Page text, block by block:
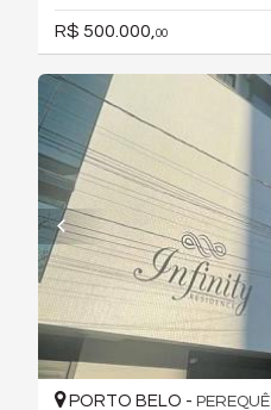
R$ 500.000, 00
PORTO BELO - PEREQUÊ